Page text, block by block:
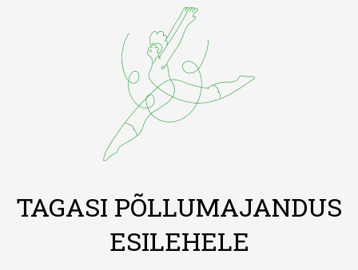
TAGASI PÕLLUMAJANDUS
ESILEHELE